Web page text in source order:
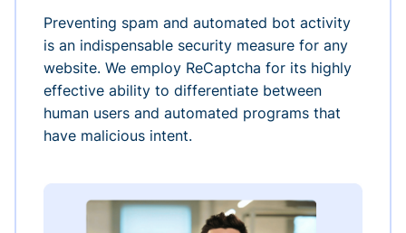
Preventing spam and automated bot activity
is an indispensable security measure for any
website. We employ ReCaptcha for its highly
effective ability to differentiate between
human users and automated programs that
have malicious intent.